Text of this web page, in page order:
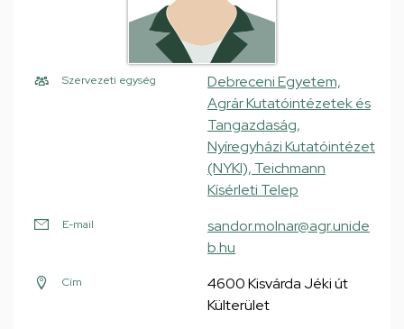
Szervezeti egység
Debreceni Egyetem,
Agrár Kutatóintézetek és
Tangazdaság,
Nyíregyházi Kutatóintézet
(NYKI), Teichmann
Kísérleti Telep
E-mail
sandor.molnar@agr.unide
b.hu
Cím
4600 Kisvárda Jéki út
Külterület